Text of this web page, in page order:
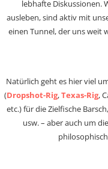
lebhafte Diskussionen.
ausleben, sind aktiv mit
einen Tunnel, der uns weit
Natürlich geht es hier viel
(Dropshot-Rig,Texas-Rig,
etc.) für die Zielfische
usw. – aber auch um